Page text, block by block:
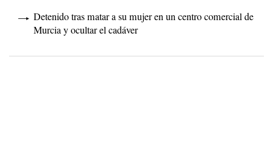
Detenido tras matar a su mujer en un centro comercial de
Murcia y ocultar el cadáver